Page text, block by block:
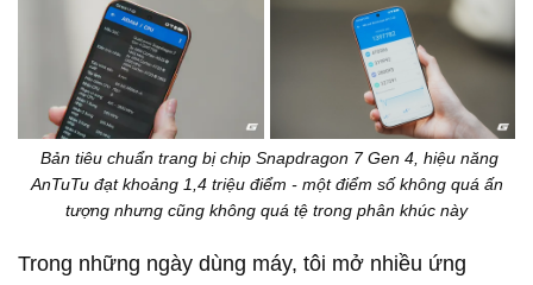
Bản tiêu chuẩn trang bị chip Snapdragon 7 Gen 4, hiệu năng
AnTuTu đạt khoảng 1,4 triệu điểm - một điểm số không quá ấn
tượng nhưng cũng không quá tệ trong phân khúc này
Trong những ngày dùng máy, tôi mở nhiều ứng